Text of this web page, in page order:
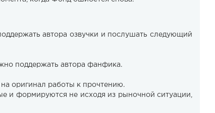
автора озвучки и послушать следующий
поддержать автора фанфика.
оригинал работы к прочтению.
и формируются не исходя из рыночной ситуации,